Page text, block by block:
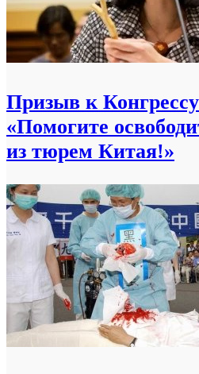
Призыв к
«Помогите
из тюрем Китая!»